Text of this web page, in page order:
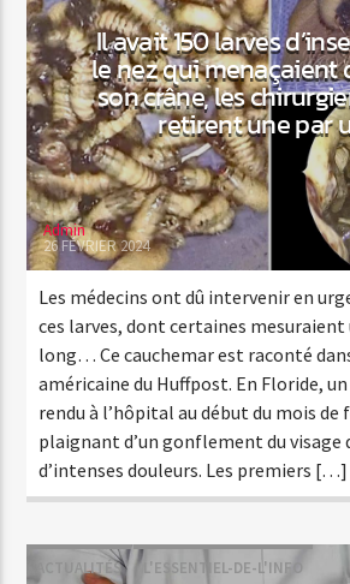
Il avait 150 larves
le nez qui menaçaient
son crâne, les
retirent une par
Admin
26 FÉVRIER 2024
Les médecins ont dû intervenir en
ces larves, dont certaines
long… Ce cauchemar est raconté
américaine du Huffpost. En Floride,
rendu à l’hôpital au début du mois de
plaignant d’un gonflement du visage
d’intenses douleurs. Les premiers […]
ACTUALITÉS L'ESSENTIEL-DE-L'INFO